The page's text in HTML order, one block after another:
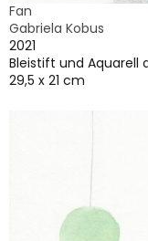
Fan
Gabriela Kobus
2021
Bleistift und Aquarell
29,5 x 21 cm